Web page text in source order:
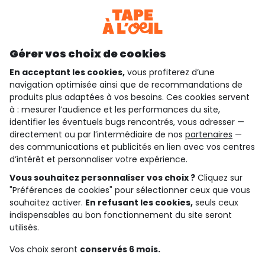
qui sommes-nous ?
besoin d'aide ?
le club fidélité
notre catalogue
Conditions générales de ventes et d'utilisation
Conditions d’utilisation des réseaux sociaux
Politique de confidentialité
Cookies et données personnelles
Gérer vos choix de cookies
En acceptant les cookies, vous profiterez d’une
navigation optimisée ainsi que de recommandations de
produits plus adaptées à vos besoins. Ces cookies servent
à : mesurer l’audience et les performances du site,
identifier les éventuels bugs rencontrés, vous adresser —
directement ou par l’intermédiaire de nos partenaires —
des communications et publicités en lien avec vos centres
d’intérêt et personnaliser votre expérience.
Vous souhaitez personnaliser vos choix ? Cliquez sur
"Préférences de cookies" pour sélectionner ceux que vous
souhaitez activer. En refusant les cookies, seuls ceux
indispensables au bon fonctionnement du site seront
utilisés.
Vos choix seront conservés 6 mois.